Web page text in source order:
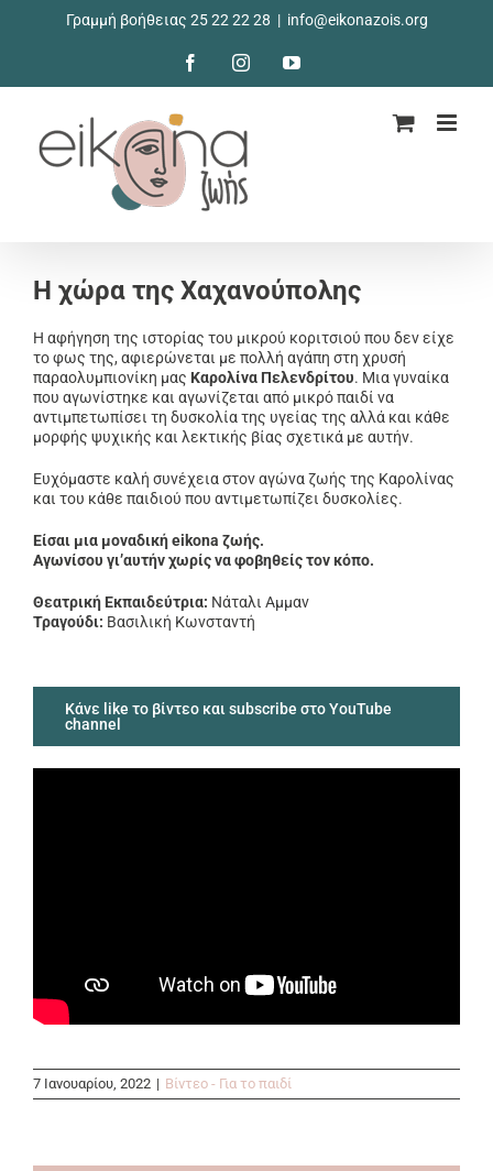
Γραμμή βοήθειας 25 22 22 28 | info@eikonazois.org
FacebookInstagramYouTube
Η χώρα της Χαχανούπολης
Η αφήγηση της ιστορίας του μικρού κοριτσιού που δεν είχε
το φως της, αφιερώνεται με πολλή αγάπη στη χρυσή
παραολυμπιονίκη μας Καρολίνα Πελενδρίτου. Μια γυναίκα
που αγωνίστηκε και αγωνίζεται από μικρό παιδί να
αντιμπετωπίσει τη δυσκολία της υγείας της αλλά και κάθε
μορφής ψυχικής και λεκτικής βίας σχετικά με αυτήν.
Ευχόμαστε καλή συνέχεια στον αγώνα ζωής της Καρολίνας
και του κάθε παιδιού που αντιμετωπίζει δυσκολίες.
Είσαι μια μοναδική eikona ζωής.
Αγωνίσου γι’αυτήν χωρίς να φοβηθείς τον κόπο.
Θεατρική Εκπαιδεύτρια: Νάταλι Αμμαν
Τραγούδι: Βασιλική Κωνσταντή
Κάνε like το βίντεο και subscribe στο YouTube
channel
7 Ιανουαρίου, 2022 | Βίντεο - Για το παιδί